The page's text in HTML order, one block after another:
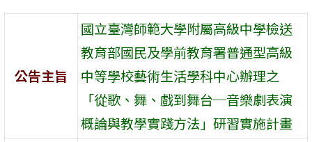
公告主旨
國立臺灣師範大學附屬高級中學檢送
教育部國民及學前教育署普通型高級
中等學校藝術生活學科中心辦理之
「從歌、舞、戲到舞台─音樂劇表演
概論與教學實踐方法」研習實施計畫